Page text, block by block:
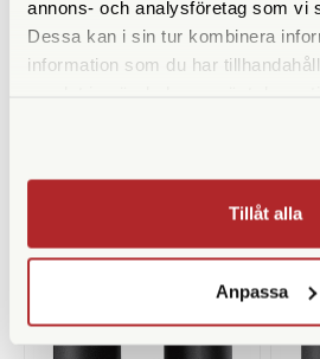
annons- och analysföretag som vi
Dessa kan i sin tur kombinera
information som du har
Tillåt alla
Anpassa
(40319)
Finns i lager
13.990 SEK